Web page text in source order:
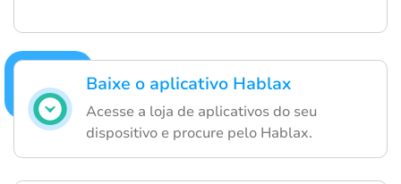
Baixe o aplicativo Hablax
Acesse a loja de aplicativos do seu
dispositivo e procure pelo Hablax.